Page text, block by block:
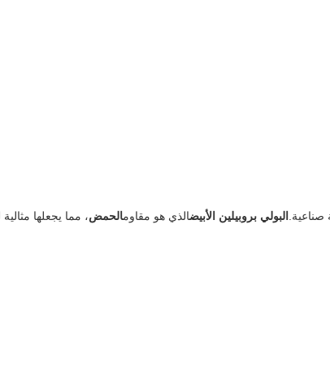
صناعية. البولي بروبيلين الأبيضالذي هو مقاومالحمض، مما يجعلها مثالية